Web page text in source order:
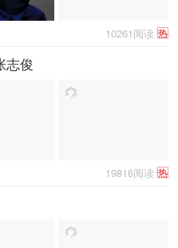
热
10261阅读
志俊
热
19816阅读